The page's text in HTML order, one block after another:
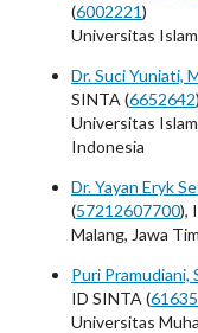
(6002221)
Universitas
Dr. Suci Yuniati,
SINTA (6652642)
Universitas
Indonesia
Dr. Yayan Eryk
(57212607700),
Malang, Jawa
Puri Pramudiani,
ID SINTA (
Universitas